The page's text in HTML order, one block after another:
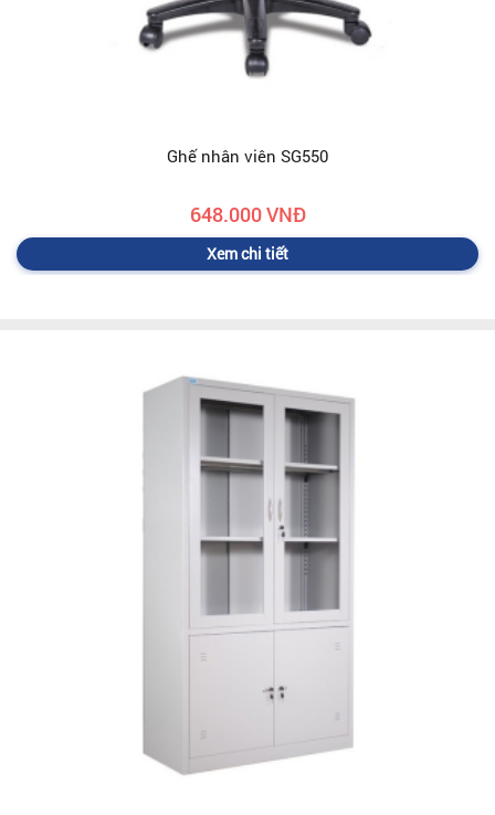
Ghế nhân viên SG550
648.000 VNĐ
Xem chi tiết